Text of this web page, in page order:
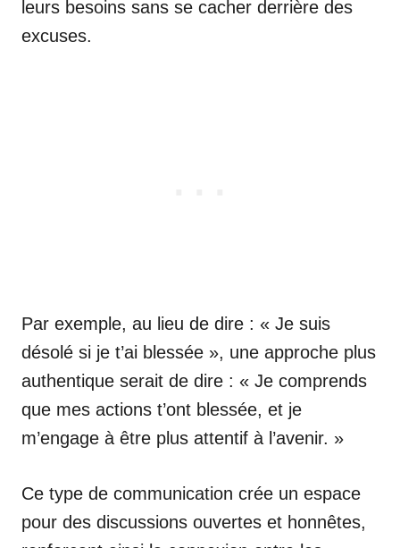
leurs besoins sans se cacher derrière des
excuses.
Par exemple, au lieu de dire : « Je suis
désolé si je t’ai blessée », une approche plus
authentique serait de dire : « Je comprends
que mes actions t’ont blessée, et je
m’engage à être plus attentif à l’avenir. »
Ce type de communication crée un espace
pour des discussions ouvertes et honnêtes,